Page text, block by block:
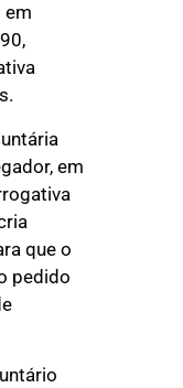
em
em
que o
pedido